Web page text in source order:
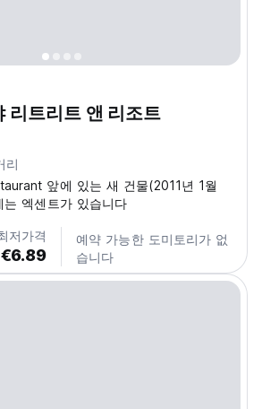
리트리트 앤 리조트
리
앞에 있는 새 건물(2011년 1월
엑센트가 있습니다
저가격
€6.89
예약 가능한 도미토리가 없
습니다